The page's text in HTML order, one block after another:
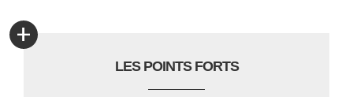
+
LES POINTS FORTS